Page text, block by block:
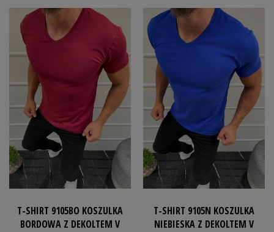
T-SHIRT 9105BO KOSZULKA
BORDOWA Z DEKOLTEM V
T-SHIRT 9105N KOSZULKA
NIEBIESKA Z DEKOLTEM V